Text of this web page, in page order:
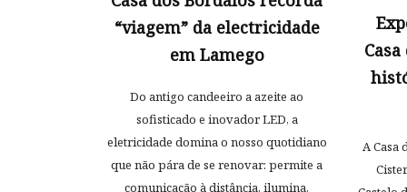
“viagem” da electricidade
em Lamego
Do antigo candeeiro a azeite ao
sofisticado e inovador LED, a
eletricidade domina o nosso quotidiano
que não pára de se renovar: permite a
comunicação à distância, ilumina,
A Casa